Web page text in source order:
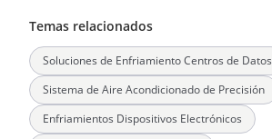
Temas relacionados
Soluciones de Enfriamiento Centros de Datos
Sistema de Aire Acondicionado de Precisión
Enfriamientos Dispositivos Electrónicos